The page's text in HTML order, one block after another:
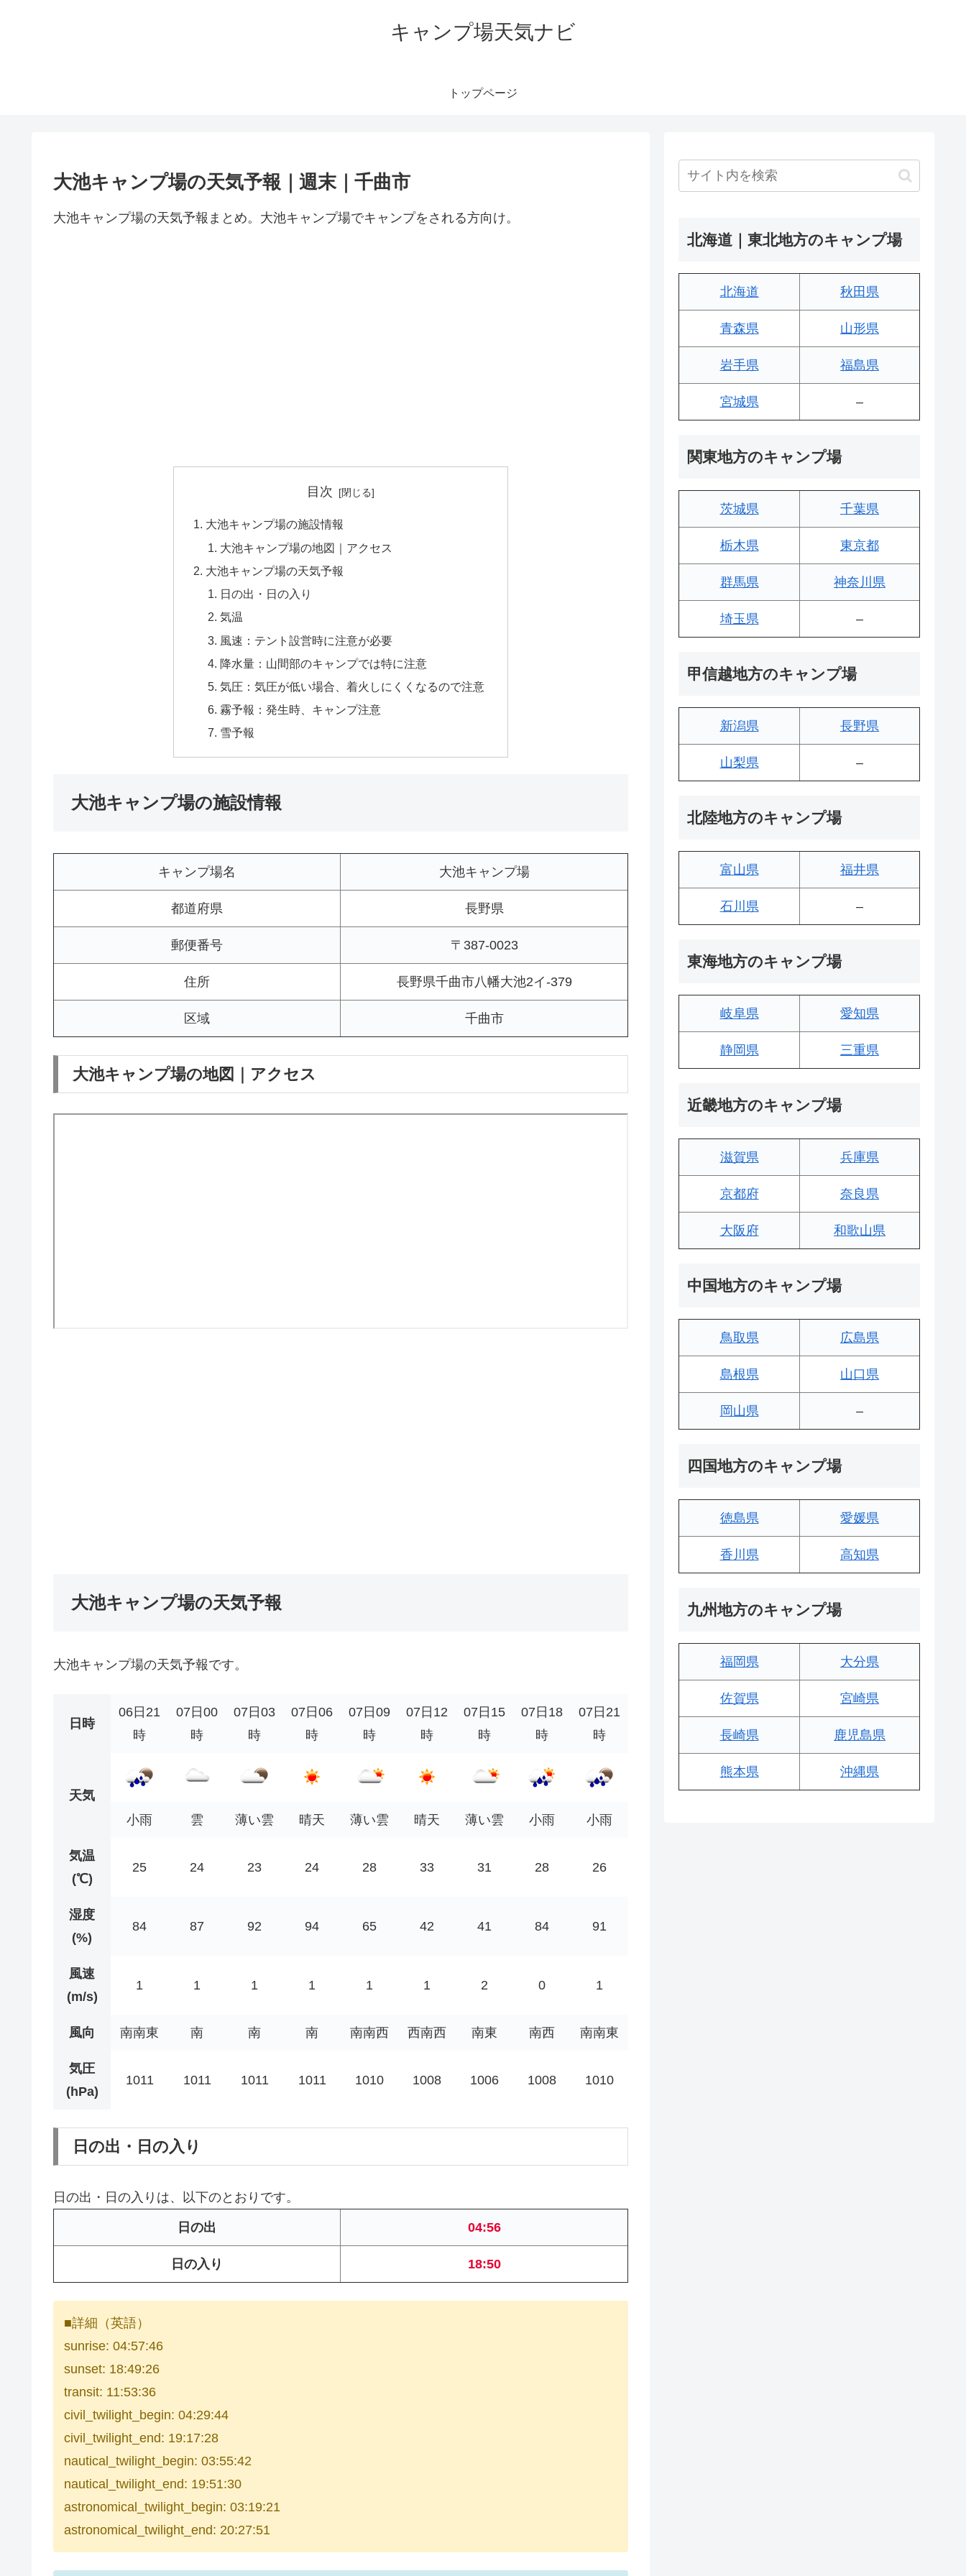
キャンプ場天気ナビ
トップページ
大池キャンプ場の天気予報｜週末｜千曲市
大池キャンプ場の天気予報まとめ。大池キャンプ場でキャンプをされる方向け。
目次
大池キャンプ場の施設情報
大池キャンプ場の地図｜アクセス
大池キャンプ場の天気予報
日の出・日の入り
気温
風速：テント設営時に注意が必要
降水量：山間部のキャンプでは特に注意
気圧：気圧が低い場合、着火しにくくなるので注意
霧予報：発生時、キャンプ注意
雪予報
大池キャンプ場の施設情報
キャンプ場名 大池キャンプ場
都道府県 長野県
郵便番号 〒387-0023
住所 長野県千曲市八幡大池2イ-379
区域 千曲市
大池キャンプ場の地図｜アクセス
大池キャンプ場の天気予報
大池キャンプ場の天気予報です。
日時
06日21
時
07日00
時
07日03
時
07日06
時
07日09
時
07日12
時
07日15
時
07日18
時
07日21
時
天気
小雨
雲 薄い雲 晴天 薄い雲 晴天 薄い雲 小雨 小雨
気温
(℃)
25 24 23 24 28 33 31 28 26
湿度
(%)
84 87 92 94 65 42 41 84 91
風速
(m/s)
1 1 1 1 1 1 2 0 1
風向 南南東 南 南 南 南南西 西南西 南東 南西 南南東
気圧
(hPa)
1011 1011 1011 1011 1010 1008 1006 1008 1010
日の出・日の入り
日の出・日の入りは、以下のとおりです。
日の出 04:56
日の入り 18:50
■詳細（英語）
sunrise: 04:57:46
sunset: 18:49:26
transit: 11:53:36
civil_twilight_begin: 04:29:44
civil_twilight_end: 19:17:28
nautical_twilight_begin: 03:55:42
nautical_twilight_end: 19:51:30
astronomical_twilight_begin: 03:19:21
astronomical_twilight_end: 20:27:51
北海道｜東北地方のキャンプ場
北海道 秋田県
青森県 山形県
岩手県 福島県
宮城県 –
関東地方のキャンプ場
茨城県 千葉県
栃木県 東京都
群馬県 神奈川県
埼玉県 –
甲信越地方のキャンプ場
新潟県 長野県
山梨県 –
北陸地方のキャンプ場
富山県 福井県
石川県 –
東海地方のキャンプ場
岐阜県 愛知県
静岡県 三重県
近畿地方のキャンプ場
滋賀県 兵庫県
京都府 奈良県
大阪府 和歌山県
中国地方のキャンプ場
鳥取県 広島県
島根県 山口県
岡山県 –
四国地方のキャンプ場
徳島県 愛媛県
香川県 高知県
九州地方のキャンプ場
福岡県 大分県
佐賀県 宮崎県
長崎県 鹿児島県
熊本県 沖縄県